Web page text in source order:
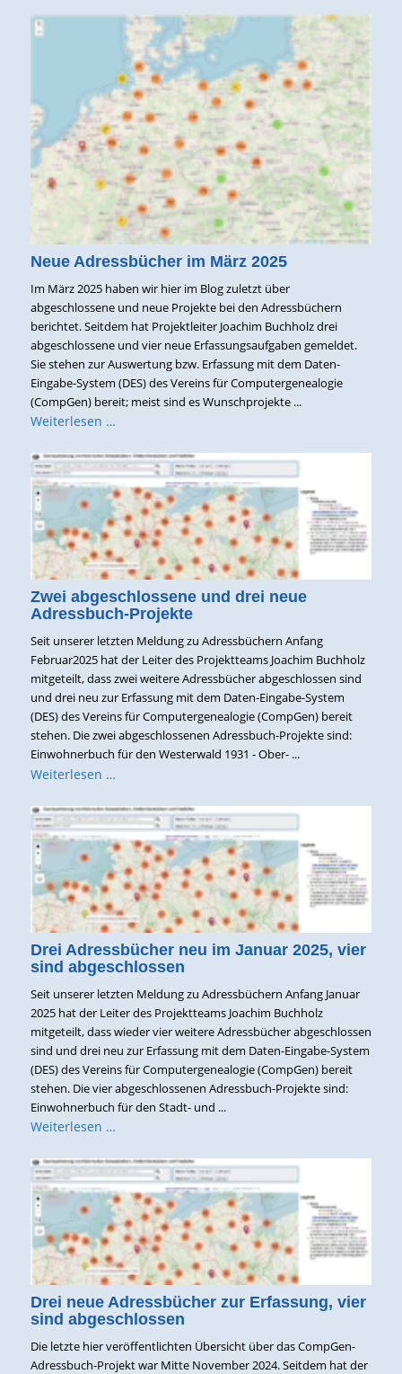
Neue Adressbücher im März 2025
Im März 2025 haben wir hier im Blog zuletzt über
abgeschlossene und neue Projekte bei den Adressbüchern
berichtet. Seitdem hat Projektleiter Joachim Buchholz drei
abgeschlossene und vier neue Erfassungsaufgaben gemeldet.
Sie stehen zur Auswertung bzw. Erfassung mit dem Daten-
Eingabe-System (DES) des Vereins für Computergenealogie
(CompGen) bereit; meist sind es Wunschprojekte ...
Weiterlesen …
Zwei abgeschlossene und drei neue
Adressbuch-Projekte
Seit unserer letzten Meldung zu Adressbüchern Anfang
Februar2025 hat der Leiter des Projektteams Joachim Buchholz
mitgeteilt, dass zwei weitere Adressbücher abgeschlossen sind
und drei neu zur Erfassung mit dem Daten-Eingabe-System
(DES) des Vereins für Computergenealogie (CompGen) bereit
stehen. Die zwei abgeschlossenen Adressbuch-Projekte sind:
Einwohnerbuch für den Westerwald 1931 - Ober- ...
Weiterlesen …
Drei Adressbücher neu im Januar 2025, vier
sind abgeschlossen
Seit unserer letzten Meldung zu Adressbüchern Anfang Januar
2025 hat der Leiter des Projektteams Joachim Buchholz
mitgeteilt, dass wieder vier weitere Adressbücher abgeschlossen
sind und drei neu zur Erfassung mit dem Daten-Eingabe-System
(DES) des Vereins für Computergenealogie (CompGen) bereit
stehen. Die vier abgeschlossenen Adressbuch-Projekte sind:
Einwohnerbuch für den Stadt- und ...
Weiterlesen …
Drei neue Adressbücher zur Erfassung, vier
sind abgeschlossen
Die letzte hier veröffentlichten Übersicht über das CompGen-
Adressbuch-Projekt war Mitte November 2024. Seitdem hat der